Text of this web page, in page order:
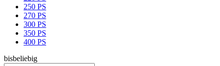
250 PS
270 PS
300 PS
350 PS
400 PS
bisbeliebig